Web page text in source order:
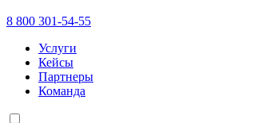
8 800 301-54-55
Услуги
Кейсы
Партнеры
Команда